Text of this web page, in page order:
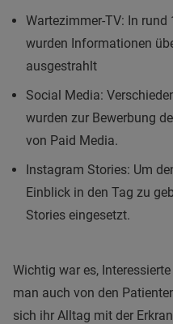
Wartezimmer-TV: In
wurden Informationen
ausgestrahlt
Social Media:
wurden zur Bewerbung
von Paid Media.
Instagram Stories: Um
Einblick in den Tag zu
Stories eingesetzt.
Wichtig war es,
man auch von den
sich ihr Alltag mit der